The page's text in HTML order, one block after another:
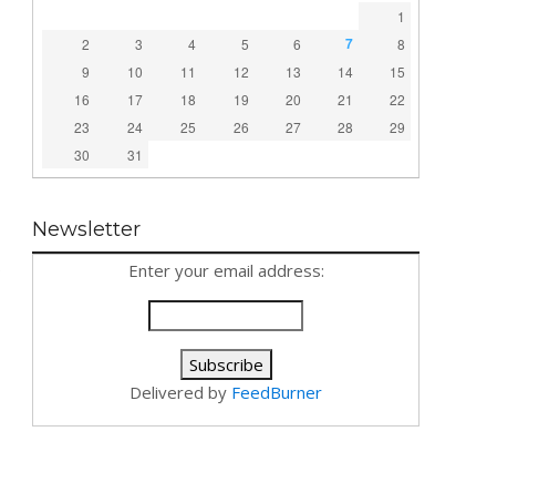
1
2
3 4 5 6 7
8
9
10 11 12 13 14
15
16
17 18 19 20 21
22
23
24 25 26 27 28
29
30
31
Newsletter
Enter your email address:
Delivered by FeedBurner